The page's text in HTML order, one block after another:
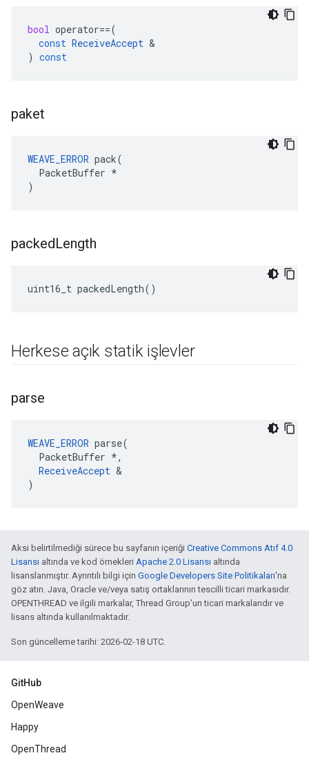
bool operator==(
const ReceiveAccept &
) const
paket
WEAVE_ERROR pack(
  PacketBuffer *
)
packedLength
uint16_t packedLength()
Herkese açık statik işlevler
parse
WEAVE_ERROR parse(
  PacketBuffer *,
ReceiveAccept &
)
Aksi belirtilmediği sürece bu sayfanın içeriği Creative Commons Atıf 4.0
Lisansı altında ve kod örnekleri Apache 2.0 Lisansı altında
lisanslanmıştır. Ayrıntılı bilgi için Google Developers Site Politikaları'na
göz atın. Java, Oracle ve/veya satış ortaklarının tescilli ticari markasıdır.
OPENTHREAD ve ilgili markalar, Thread Group'un ticari markalarıdır ve
lisans altında kullanılmaktadır.
Son güncelleme tarihi: 2026-02-18 UTC.
GitHub
OpenWeave
Happy
OpenThread